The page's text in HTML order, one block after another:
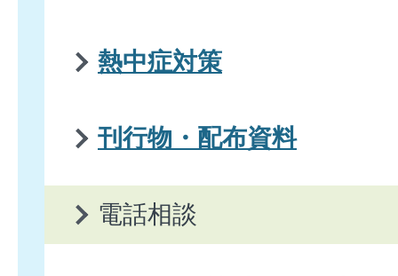
熱中症対策
刊行物・配布資料
電話相談